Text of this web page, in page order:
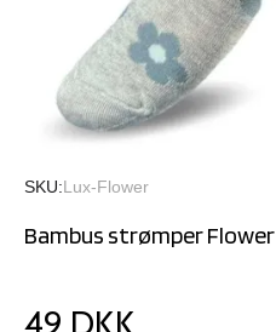
SKU Lux-Flower
Bambus strømper Flower
49 DKK